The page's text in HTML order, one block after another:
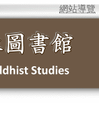
網站導覽